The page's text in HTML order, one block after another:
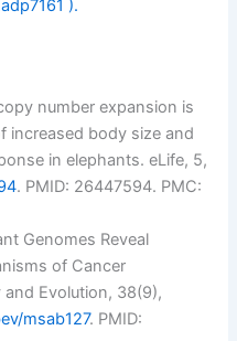
).
number expansion is
increased body size and
in elephants.eLife, 5,
. PMID: 26447594. PMC:
Genomes Reveal
of Cancer
and Evolution, 38(9),
msab127. PMID: